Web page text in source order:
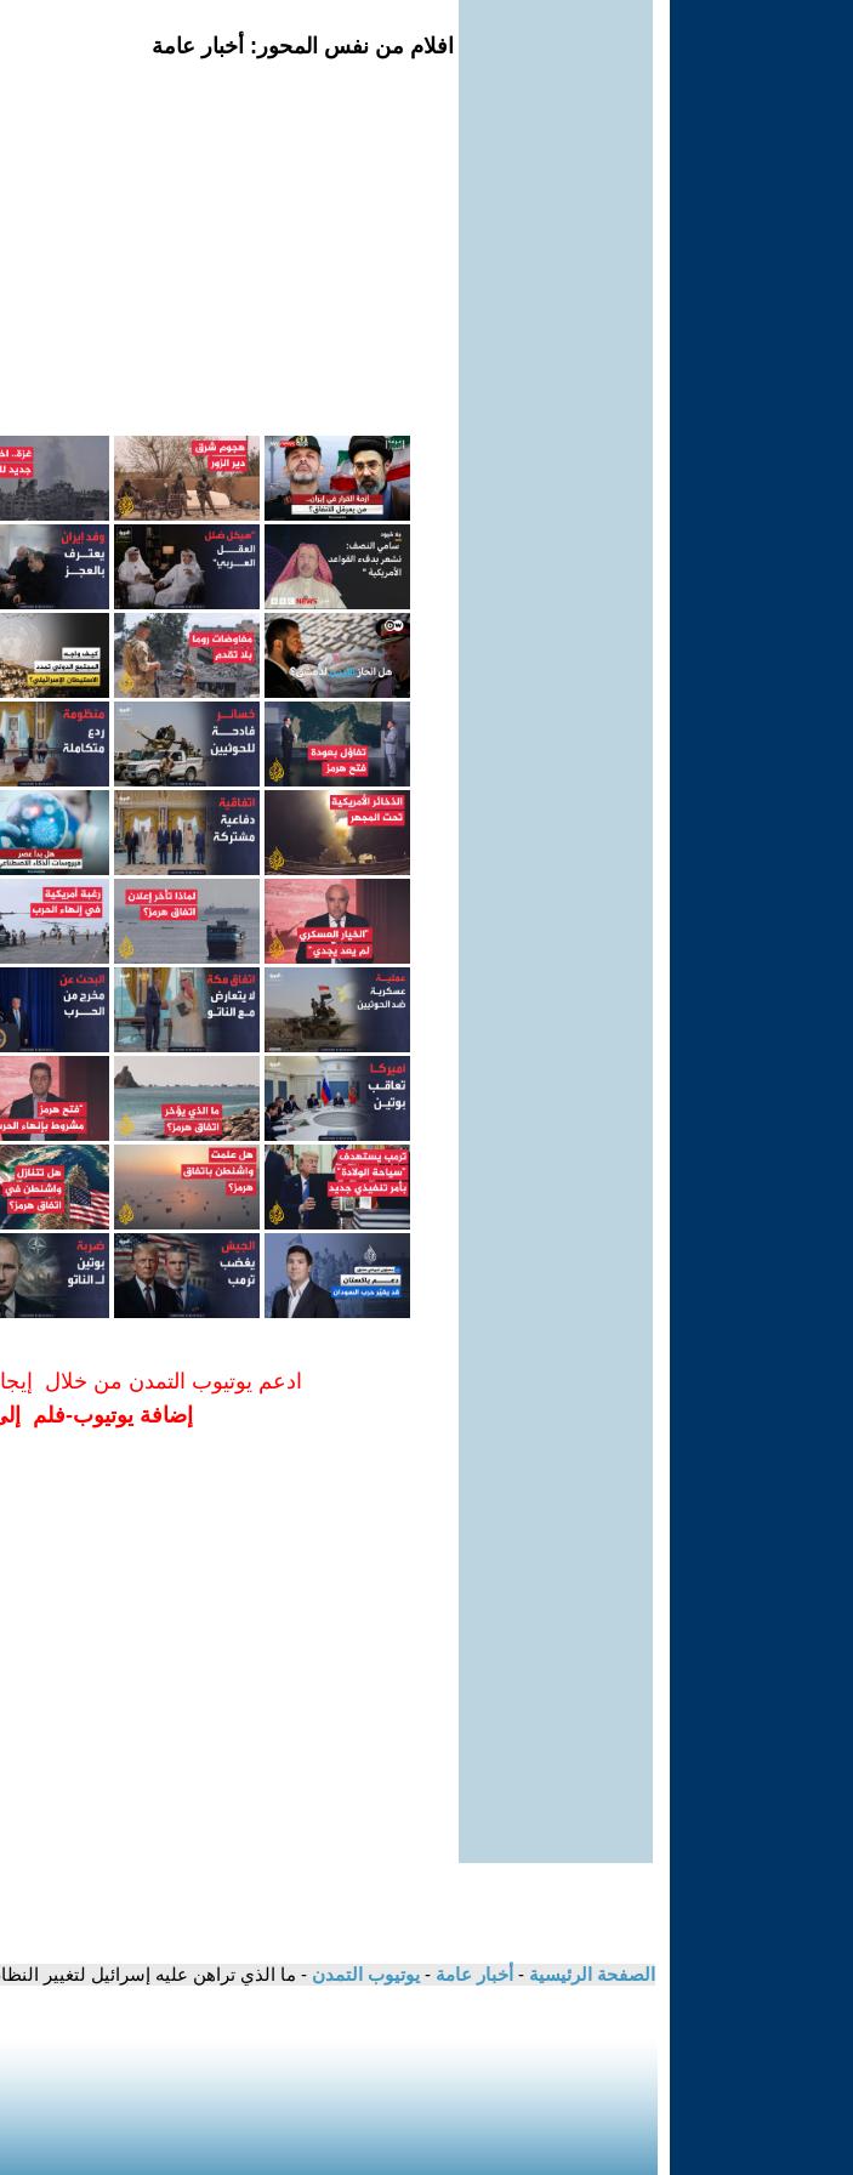
افلام من نفس المحور: أخبار عامة
ادعم يوتيوب التمدن من خلال إيجاد
إضافة يوتيوب-فلم
الصفحة الرئيسية - أخبار عامة - يوتيوب التمدن - ما الذي تراهن عليه إسرائيل لتغيير